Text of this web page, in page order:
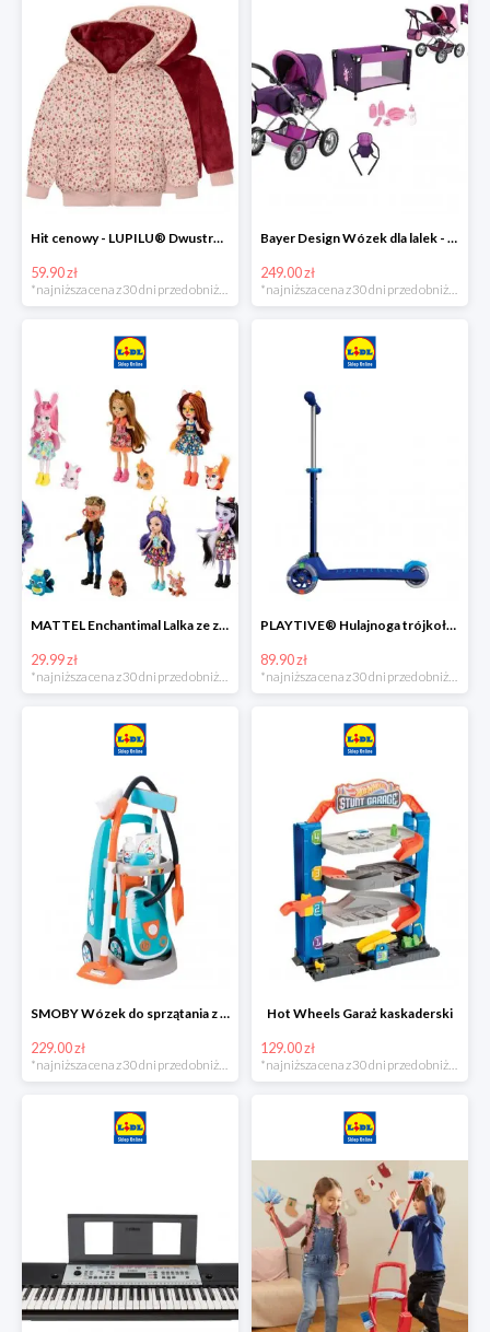
Hit cenowy - LUPILU® Dwustronna kurtka pikowana dziewczęca
59.90 zł
*najniższa cena z 30 dni przed obniżką
Bayer Design Wózek dla lalek - megazestaw
249.00 zł
*najniższa cena z 30 dni przed obniżką
MATTEL Enchantimal Lalka ze zwierzątkiem
29.99 zł
*najniższa cena z 30 dni przed obniżką
PLAYTIVE® Hulajnoga trójkołowa Tri Scooter z diodami LED
89.90 zł
*najniższa cena z 30 dni przed obniżką
SMOBY Wózek do sprzątania z odkurzaczem
229.00 zł
Hot Wheels Garaż kaskaderski
129.00 zł